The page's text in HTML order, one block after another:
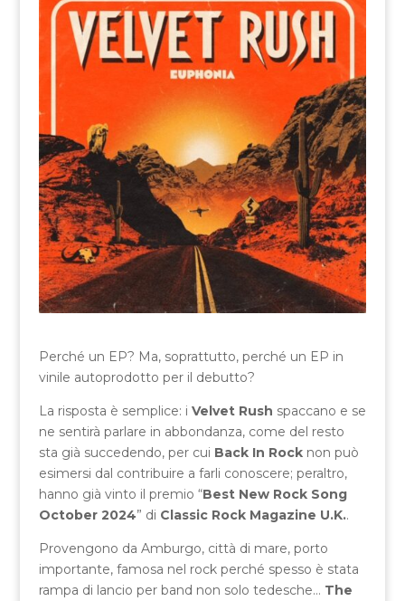
Perché un EP? Ma, soprattutto, perché un EP in
vinile autoprodotto per il debutto?
La risposta è semplice: i Velvet Rush spaccano e se
ne sentirà parlare in abbondanza, come del resto
sta già succedendo, per cui Back In Rocknon può
esimersi dal contribuire a farli conoscere; peraltro,
hanno già vinto il premio “Best New Rock Song
October 2024” di Classic Rock Magazine U.K..
Provengono da Amburgo, città di mare, porto
importante, famosa nel rock perché spesso è stata
rampa di lancio per band non solo tedesche… The